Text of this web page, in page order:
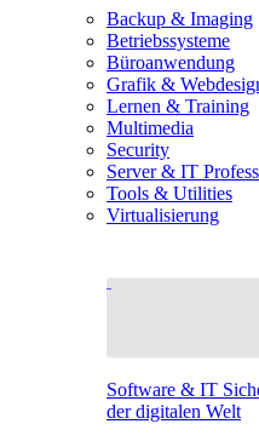
Backup & Imaging
Betriebssysteme
Büroanwendung
Grafik &
Lernen & Training
Multimedia
Security
Server & IT
Tools & Utilities
Virtualisierung
Software & IT
der digitalen Welt